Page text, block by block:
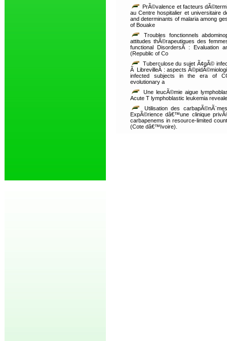
PrÃ©valence et facteurs
au Centre hospitalier et universitaire
and determinants of malaria among
of Bouake
Troubles fonctionnels
attitudes thÃ©rapeutiques des
functional DisordersÂ : Evaluation
(Republic of Co
Tuberculose du sujet Ã¢gÃ©
Ã LibrevilleÂ : aspects
infected subjects in the era of
evolutionary a
Une leucÃ©mie aigue
Acute T lymphoblastic leukemia
Utilisation des
ExpÃ©rience dâ€™une clinique
carbapenems in resource-limited
(Cote dâ€™Ivoire).